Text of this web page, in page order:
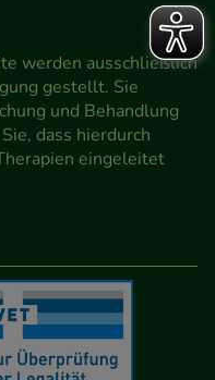
werden ausschließlich
gestellt. Sie
und Behandlung
dass hierdurch
eingeleitet